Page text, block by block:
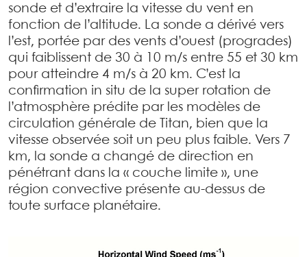
sonde et d’extraire la vitesse du vent en
fonction de l’altitude. La sonde a dérivé vers
l’est, portée par des vents d’ouest (progrades)
qui faiblissent de 30 à 10 m/s entre 55 et 30 km
pour atteindre 4 m/s à 20 km. C’est la
confirmation in situ de la super rotation de
l’atmosphère prédite par les modèles de
circulation générale de Titan, bien que la
vitesse observée soit un peu plus faible. Vers 7
km, la sonde a changé de direction en
pénétrant dans la « couche limite », une
région convective présente au-dessus de
toute surface planétaire.